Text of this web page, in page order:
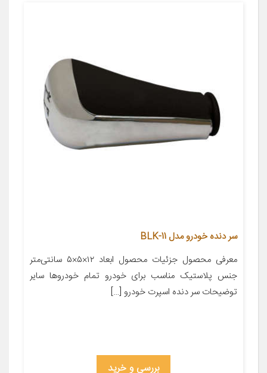
سر دنده خودرو مدل BLK-11
معرفی محصول جزئیات محصول ابعاد ۱۲×۵×۵ سانتی‌متر
جنس پلاستیک مناسب برای خودرو تمام خودروها سایر
توضیحات سر دنده اسپرت خودرو […]
بررسی و خرید